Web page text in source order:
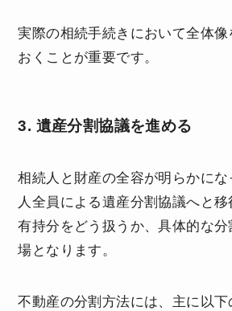
実際の相続手続きにおいて全体像
おくことが重要です。
3. 遺産分割協議を進める
相続人と財産の全容が明らかに
人全員による遺産分割協議へと
有持分をどう扱うか、具体的な分
場となります。
不動産の分割方法には、主に以